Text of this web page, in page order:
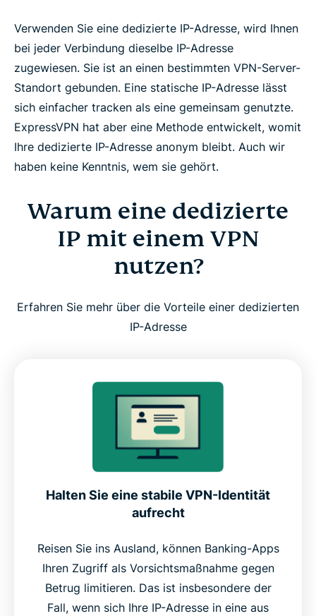
Ist eine dedizierte IP richtig für Sie?
Wie ExpressVPN Vertrauen und Zuverlässigkeit
Was Leute über ExpressVPN sagen
Testen Sie ExpressVPN risikofrei mit einer
dedizierten IP
ExpressVPN ist?
Verwenden Sie eine dedizierte IP-Adresse, wird Ihnen
bei jeder Verbindung dieselbe IP-Adresse
zugewiesen. Sie ist an einen bestimmten VPN-Server-
Standort gebunden. Eine statische IP-Adresse lässt
sich einfacher tracken als eine gemeinsam genutzte.
ExpressVPN hat aber eine Methode entwickelt, womit
Ihre dedizierte IP-Adresse anonym bleibt. Auch wir
haben keine Kenntnis, wem sie gehört.
Warum eine dedizierte
IP mit einem VPN
nutzen?
Erfahren Sie mehr über die Vorteile einer dedizierten
IP-Adresse
Halten Sie eine stabile VPN-Identität
aufrecht
Reisen Sie ins Ausland, können Banking-Apps
Ihren Zugriff als Vorsichtsmaßnahme gegen
Betrug limitieren. Das ist insbesondere der
Fall, wenn sich Ihre IP-Adresse in eine aus